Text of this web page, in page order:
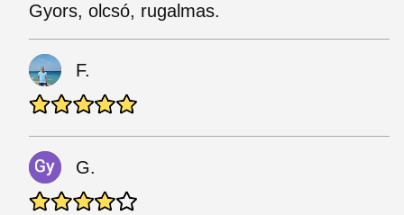
Gyors, olcsó, rugalmas.
F.
G.